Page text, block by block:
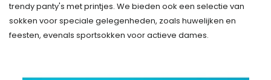
trendy panty's met printjes. We bieden ook een selectie van
sokken voor speciale gelegenheden, zoals huwelijken en
feesten, evenals sportsokken voor actieve dames.